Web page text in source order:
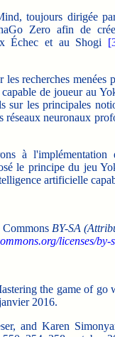
toujours dirigée
Zero afin de
Échec et au Shogi
recherches menées
de joueur au
sur les principales
réseaux neuronaux
à l'implémentation
le principe du jeu
artificielle
BY-SA
licenses/by-
the game of go
2016.
and Karen